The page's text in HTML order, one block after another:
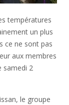
températures
un plus
ce ne sont pas
aux membres
samedi 2
le groupe